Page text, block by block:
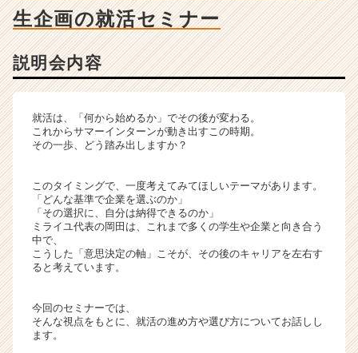
ト
サ
イ
ア
キ
ャ
ア
e
生企画の就活セミナー
説明会内容
就活は、「何から始めるか」でその後が変わる。
これからサマーインターンが動き出すこの時期。
その一歩、どう踏み出しますか？
このタイミングで、一度考えてみてほしいテーマがあります。
「どんな基準で企業を選ぶのか」
「その選択に、自分は納得できるのか」
ミライユ代表の岡田は、これまで多くの学生や企業と向き合う
中で、
こうした「意思決定の軸」こそが、その後のキャリアを左右す
ると考えています。
今回のセミナーでは、
そんな視点をもとに、就活の進め方や選び方についてお話しし
ます。